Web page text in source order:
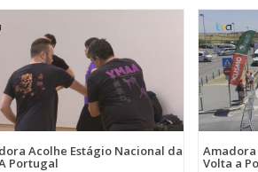
Acolhe Estágio Nacional da
Portugal
Amadora
Volta a